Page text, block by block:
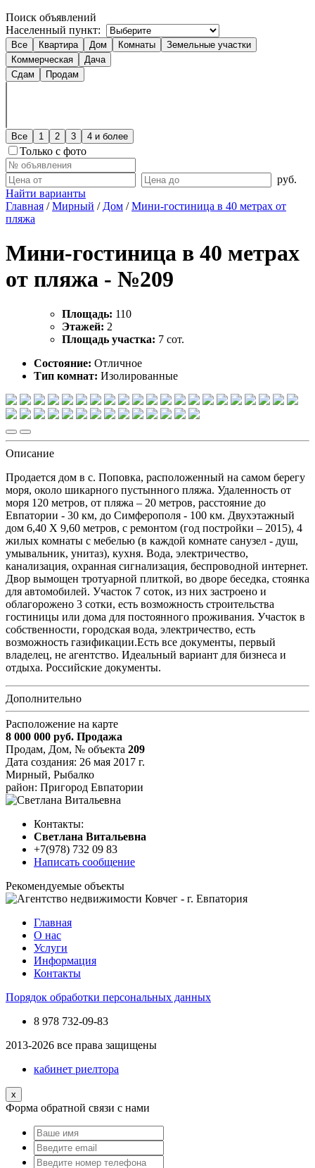
Поиск объявлений
Населенный пункт:
Все Квартира Дом Комнаты
Земельные участки
Коммерческая
Дача
Сдам
Продам
Все 1 2 3 4 и более
Только с фото
руб.
Найти варианты
Главная /Мирный / Дом /Мини-гостиница в 40 метрах от
пляжа
Мини-гостиница в 40 метрах
от пляжа - №209
Площадь: 110
Этажей: 2
Площадь участка: 7 сот.
Состояние: Отличное
Тип комнат: Изолированные
Описание
Продается дом в с. Поповка, расположенный на самом берегу
моря, около шикарного пустынного пляжа. Удаленность от
моря 120 метров, от пляжа – 20 метров, расстояние до
Евпатории - 30 км, до Симферополя - 100 км. Двухэтажный
дом 6,40 Х 9,60 метров, с ремонтом (год постройки – 2015), 4
жилых комнаты с мебелью (в каждой комнате санузел - душ,
умывальник, унитаз), кухня. Вода, электричество,
канализация, охранная сигнализация, беспроводной интернет.
Двор вымощен тротуарной плиткой, во дворе беседка, стоянка
для автомобилей. Участок 7 соток, из них застроено и
облагорожено 3 сотки, есть возможность строительства
гостиницы или дома для постоянного проживания. Участок в
собственности, городская вода, электричество, есть
возможность газификации.Есть все документы, первый
владелец, не агентство. Идеальный вариант для бизнеса и
отдыха. Российские документы.
Дополнительно
Расположение на карте
8 000 000 руб. Продажа
Продам, Дом, № объекта 209
Дата создания: 26 мая 2017 г.
Мирный, Рыбалко
район: Пригород Евпатории
Контакты:
Cветлана Витальевна
+7(978) 732 09 83
Написать сообщение
Рекомендуемые объекты
Главная
О нас
Услуги
Информация
Контакты
Порядок обработки персональных данных
8 978 732-09-83
2013-2026 все права защищены
кабинет риелтора
x
Форма обратной связи с нами